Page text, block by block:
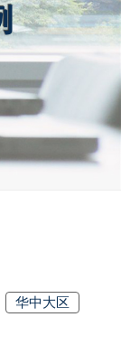
华中大区